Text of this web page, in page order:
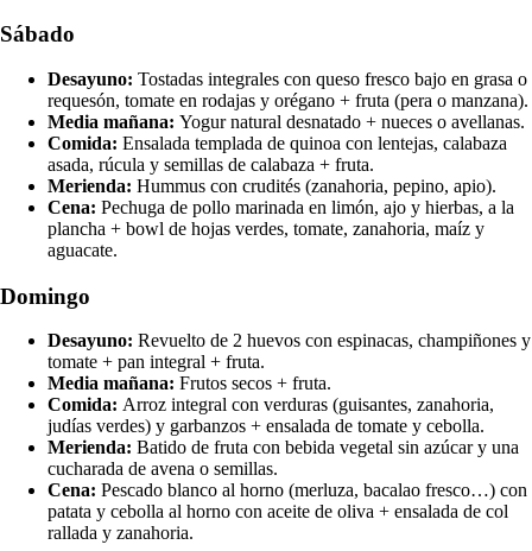
Sábado
Desayuno: Tostadas integrales con queso fresco bajo en grasa o
requesón, tomate en rodajas y orégano + fruta (pera o manzana).
Media mañana: Yogur natural desnatado + nueces o avellanas.
Comida: Ensalada templada de quinoa con lentejas, calabaza
asada, rúcula y semillas de calabaza + fruta.
Merienda: Hummus con crudités (zanahoria, pepino, apio).
Cena: Pechuga de pollo marinada en limón, ajo y hierbas, a la
plancha + bowl de hojas verdes, tomate, zanahoria, maíz y
aguacate.
Domingo
Desayuno: Revuelto de 2 huevos con espinacas, champiñones y
tomate + pan integral + fruta.
Media mañana: Frutos secos + fruta.
Comida: Arroz integral con verduras (guisantes, zanahoria,
judías verdes) y garbanzos + ensalada de tomate y cebolla.
Merienda: Batido de fruta con bebida vegetal sin azúcar y una
cucharada de avena o semillas.
Cena: Pescado blanco al horno (merluza, bacalao fresco…) con
patata y cebolla al horno con aceite de oliva + ensalada de col
rallada y zanahoria.